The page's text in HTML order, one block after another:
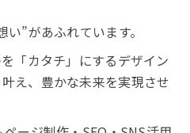
”があふれています。
「カタチ」にするデザイン
え、豊かな未来を実現させ